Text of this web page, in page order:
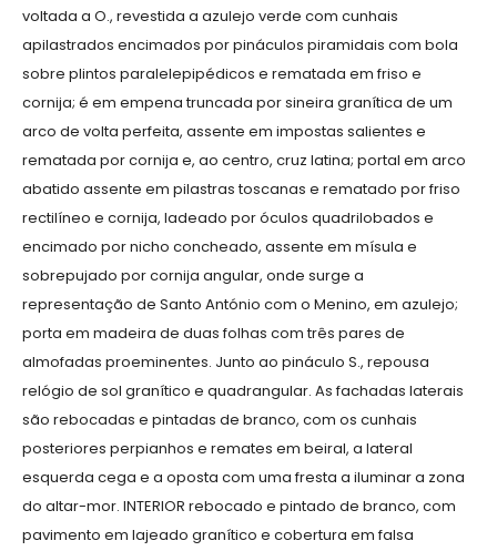
voltada a O., revestida a azulejo verde com cunhais
apilastrados encimados por pináculos piramidais com bola
sobre plintos paralelepipédicos e rematada em friso e
cornija; é em empena truncada por sineira granítica de um
arco de volta perfeita, assente em impostas salientes e
rematada por cornija e, ao centro, cruz latina; portal em arco
abatido assente em pilastras toscanas e rematado por friso
rectilíneo e cornija, ladeado por óculos quadrilobados e
encimado por nicho concheado, assente em mísula e
sobrepujado por cornija angular, onde surge a
representação de Santo António com o Menino, em azulejo;
porta em madeira de duas folhas com três pares de
almofadas proeminentes. Junto ao pináculo S., repousa
relógio de sol granítico e quadrangular. As fachadas laterais
são rebocadas e pintadas de branco, com os cunhais
posteriores perpianhos e remates em beiral, a lateral
esquerda cega e a oposta com uma fresta a iluminar a zona
do altar-mor. INTERIOR rebocado e pintado de branco, com
pavimento em lajeado granítico e cobertura em falsa